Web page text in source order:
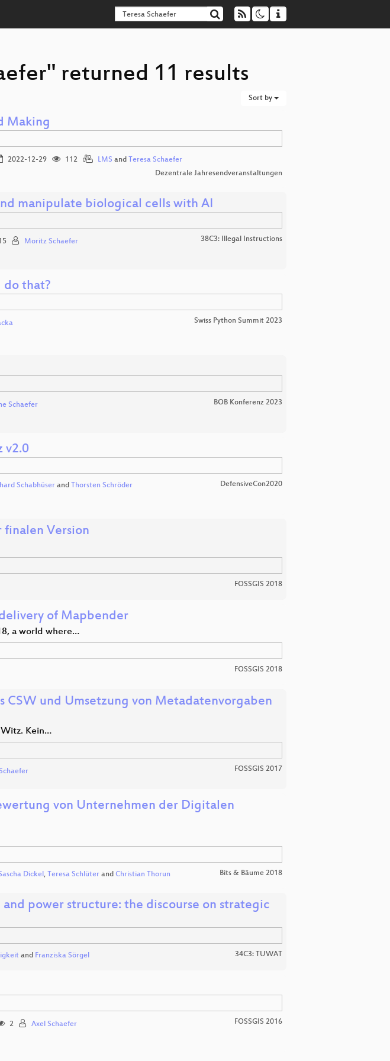
returned 11 results
Sort by
Making
2022-12-29 112 LMS and Teresa Schaefer
Dezentrale Jahresendveranstaltungen
manipulate biological cells with AI
Moritz Schaefer 38C3: Illegal Instructions
that?
Swiss Python Summit 2023
Schaefer BOB Konferenz 2023
v2.0
Schabhüser and Thorsten Schröder DefensiveCon2020
finalen Version
FOSSGIS 2018
of Mapbender
a world where…
FOSSGIS 2018
CSW und Umsetzung von Metadatenvorgaben
Kein…
FOSSGIS 2017
von Unternehmen der Digitalen
Dickel , Teresa Schlüter and Christian Thorun Bits & Bäume 2018
power structure: the discourse on strategic
and Franziska Sörgel 34C3: TUWAT
2 Axel Schaefer FOSSGIS 2016